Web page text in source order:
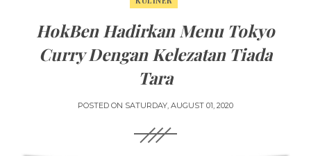
HokBen Hadirkan Menu Tokyo
Curry Dengan Kelezatan Tiada
Tara
POSTED ON SATURDAY, AUGUST 01, 2020